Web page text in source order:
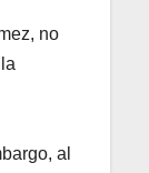
no
al